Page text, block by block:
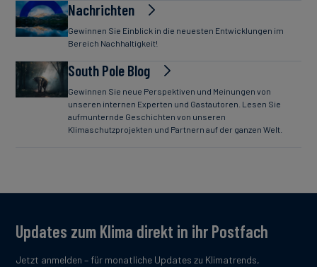
Nachrichten
Gewinnen Sie Einblick in die neuesten Entwicklungen im
Bereich Nachhaltigkeit!
South Pole Blog
Gewinnen Sie neue Perspektiven und Meinungen von
unseren internen Experten und Gastautoren. Lesen Sie
aufmunternde Geschichten von unseren
Klimaschutzprojekten und Partnern auf der ganzen Welt.
Updates zum Klima direkt in ihr Postfach
Jetzt anmelden – für monatliche Updates zu Klimatrends,